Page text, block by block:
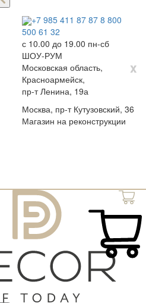
+7 985 411 87 87 8 800
500 61 32
с 10.00 до 19.00 пн-сб
ШОУ-РУМ
x
Московская область,
Красноармейск,
пр-т Ленина, 19а
Москва, пр-т Кутузовский, 36
Магазин на реконструкции